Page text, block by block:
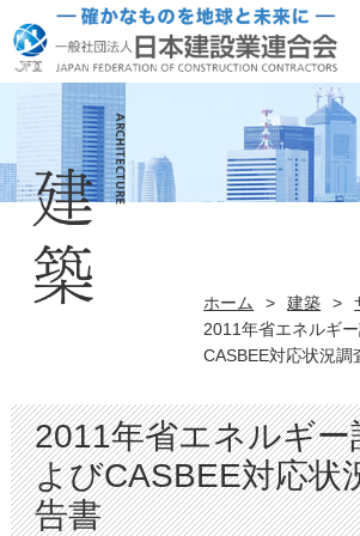
ホーム > 建築 >
2011年省エネルギ
CASBEE対応状況調
2011年省エネルギー
よびCASBEE対応状
告書